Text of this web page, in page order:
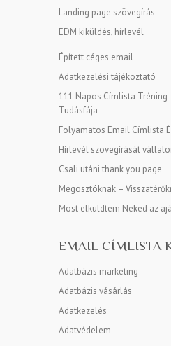
Landing page szövegírás
EDM kiküldés, hírlevél
Épített céges email
Adatkezelési tájékoztató
111 Napos Címlista Tréning
Tudásfája
Folyamatos Email Címlista
Hírlevél szövegírását
Csali utáni thank you page
Megosztóknak –
Most elküldtem Neked az
EMAIL CÍMLISTA
Adatbázis marketing
Adatbázis vásárlás
Adatkezelés
Adatvédelem